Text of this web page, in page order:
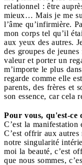
relationnel : être
mieux… Mais je me
l’âme qu’infirmière.
mon corps tel qu’il
aux yeux des autres.
des groupes de
valeur et porter un
m’importe le plus
regarde comme elle
parents, des frères et
son essence, car cela
Pour vous, qu'est-ce
C’est la manifestation
C’est offrir aux
notre singularité
moi la beauté, c’est
que nous sommes,